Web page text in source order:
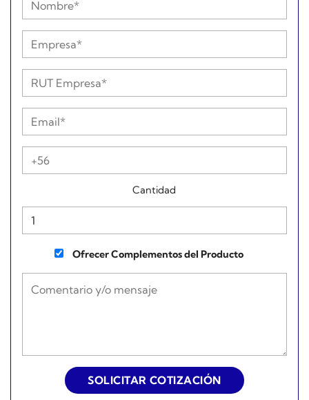
Cantidad
Ofrecer Complementos del Producto